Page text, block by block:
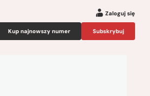
Zaloguj się
Kup najnowszy numer Subskrybuj